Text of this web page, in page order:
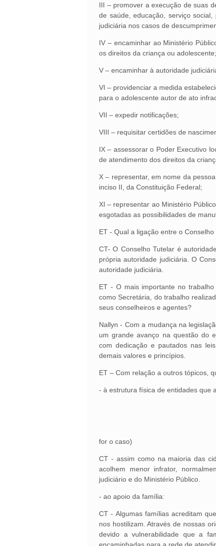
III – promover a execução de suas
de saúde, educação, serviço
judiciária nos casos de
IV – encaminhar ao Ministério
os direitos da criança ou adolescente;
V – encaminhar à autoridade
VI – providenciar a medida
para o adolescente autor de ato
VII – expedir notificações;
VIII – requisitar certidões de
IX – assessorar o Poder Executivo
de atendimento dos direitos da
X – representar, em nome da
inciso II, da Constituição Federal;
XI – representar ao Ministério
esgotadas as possibilidades de
ET - Qual a ligação entre o
CT- O Conselho Tutelar é
própria autoridade judiciária. O
autoridade judiciária.
ET - O mais importante no
como Secretária, do trabalho
seus conselheiros e agentes?
Nallyn - Com a mudança na
um grande avanço na questão do
com dedicação e pautados nas
demais valores e princípios.
ET – Com relação a outros tópicos,
- à estrutura física de entidades que
for o caso)
CT - assim como na maioria das
acolhem menor infrator,
judiciário e do Ministério Público.
- ao apoio da família:
CT - Algumas famílias acreditam
nos hostilizam. Através de nossas
devido a vulnerabilidade que a